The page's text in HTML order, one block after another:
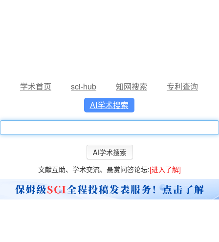
学术首页 sci-hub 知网搜索
专利查询
AI学术搜索
文献互助、学术交流、悬赏问答论坛:[进入了解]